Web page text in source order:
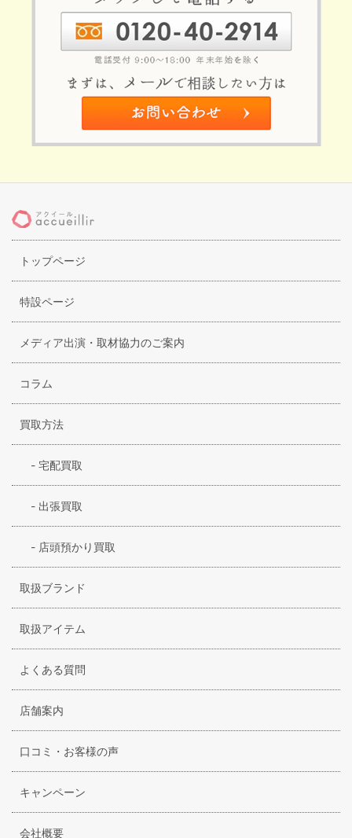
トップページ
特設ページ
メディア出演・取材協力のご案内
コラム
買取方法
- 宅配買取
- 出張買取
- 店頭預かり買取
取扱ブランド
取扱アイテム
よくある質問
店舗案内
口コミ・お客様の声
キャンペーン
会社概要